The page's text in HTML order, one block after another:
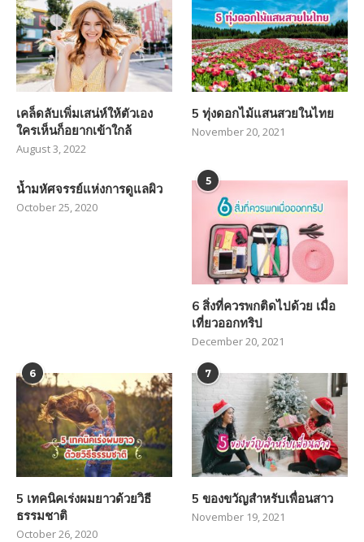
เคล็ดลับเพิ่มเสน่ห์ให้ตัวเอง
ใครเห็นก็อยากเข้าใกล้
August 3, 2022
5 ทุ่งดอกไม้แสนสวยในไทย
November 20, 2021
น้ำมหัศจรรย์แห่งการดูแลผิว
October 25, 2020
5
6 สิ่งที่ควรพกติดไปด้วย เมื่อ
เที่ยวออกทริป
December 20, 2021
6
5 เทคนิคเร่งผมยาวด้วยวิธี
ธรรมชาติ
October 26, 2020
7
5 ของขวัญสำหรับเพื่อนสาว
November 19, 2021